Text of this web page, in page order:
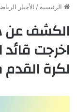
الرئيسية / الأخبار
الكشف عن
اخرجت قائد
لكرة